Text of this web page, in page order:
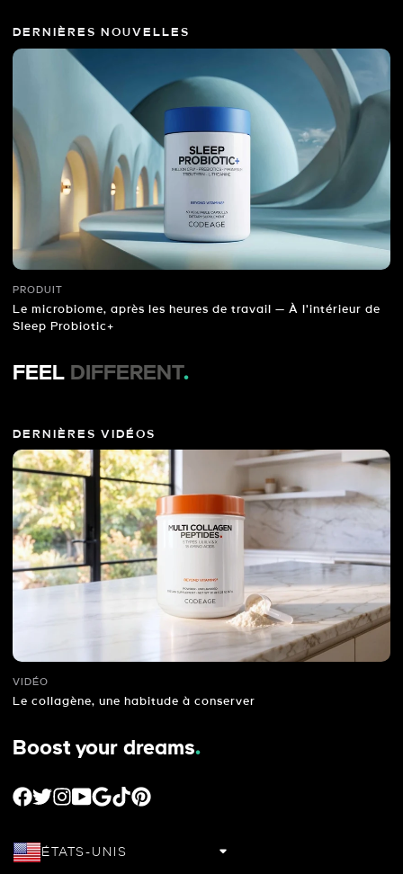
DERNIÈRES NOUVELLES
PRODUIT
Le microbiome, après les heures de travail — À l'intérieur de
Sleep Probiotic+
FEEL DIFFERENT.
DERNIÈRES VIDÉOS
VIDÉO
Le collagène, une habitude à conserver
Boost your dreams.
FACEBOOK
TWITTER
INSTAGRAM
YOUTUBE
GOOGLE
TIKTOK
PINTEREST
ÉTATS-UNIS